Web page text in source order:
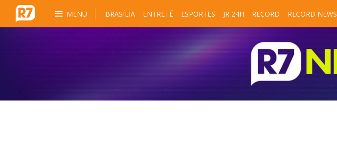
MENU BRASÍLIA ENTRETÊ ESPORTES JR 24H RECORD RECORD NEWS